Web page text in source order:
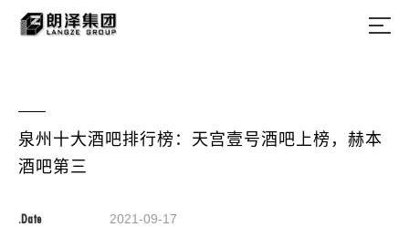
泉州十大酒吧排行榜：天宫壹号酒吧上榜，赫本
酒吧第三
.Date 2021-09-17